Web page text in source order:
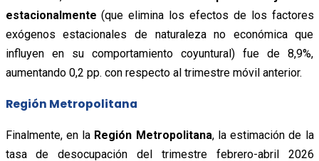
estacionalmente (que elimina los efectos de los factores
exógenos estacionales de naturaleza no económica que
influyen en su comportamiento coyuntural) fue de 8,9%,
aumentando 0,2 pp. con respecto al trimestre móvil anterior.
Región Metropolitana
Finalmente, en la Región Metropolitana, la estimación de la
tasa de desocupación del trimestre febrero-abril 2026